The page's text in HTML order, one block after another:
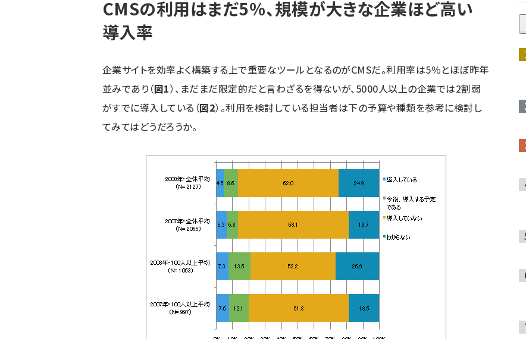
CMSの利用はまだ5％、規模が大きな企業ほど高い
導入率
企業サイトを効率よく構築する上で重要なツールとなるのがCMSだ。利用率は5％とほぼ昨年
並みであり（図1）、まだまだ限定的だと言わざるを得ないが、5000人以上の企業では2割弱
がすでに導入している（図2）。利用を検討している担当者は下の予算や種類を参考に検討し
てみてはどうだろうか。